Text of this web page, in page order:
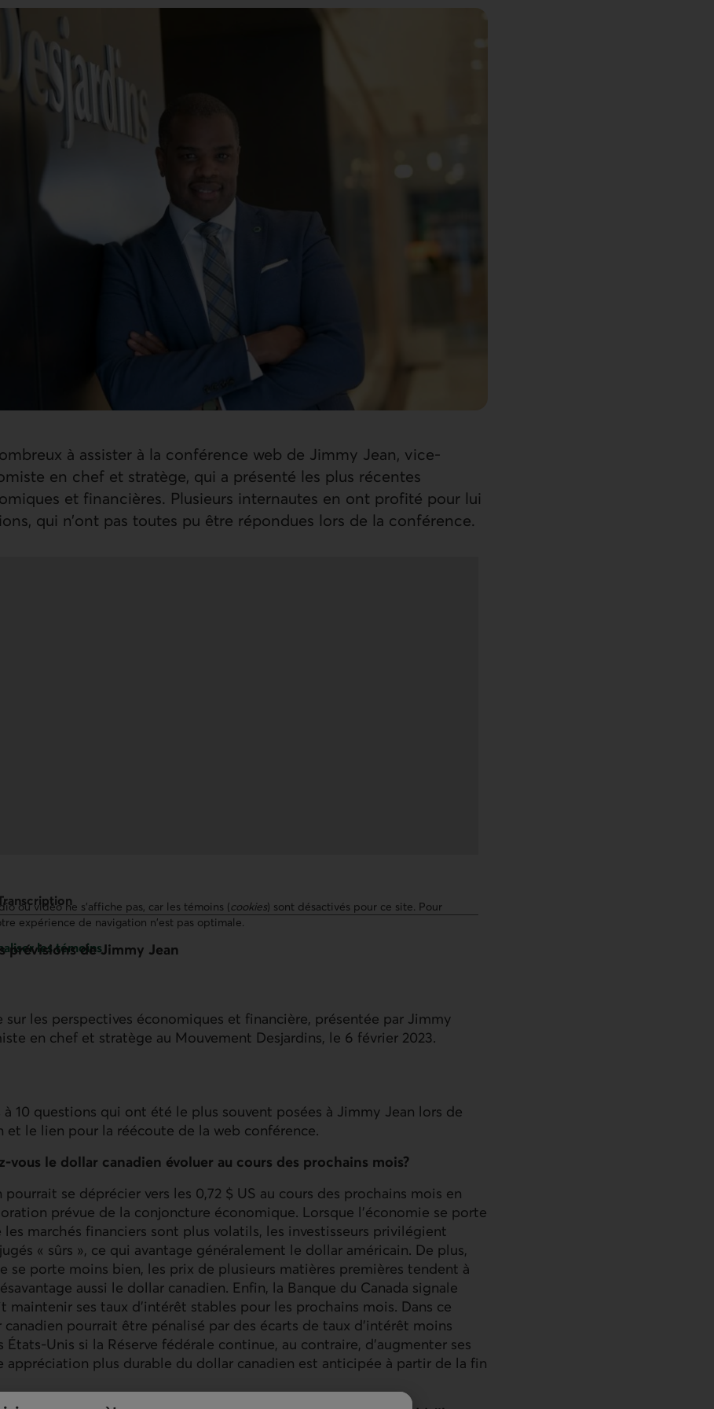
à assister à la conférence web de Jimmy Jean, vice-
en chef et stratège, qui a présenté les plus récentes
et financières. Plusieurs internautes en ont profité pour lui
qui n’ont pas toutes pu être répondues lors de la conférence.
ou vidéo ne s’affiche pas, car les témoins (cookies) sont désactivés pour ce site. Pour
expérience de navigation n'est pas optimale.
les témoins
prévisions de Jimmy Jean
sur les perspectives économiques et financière, présentée par Jimmy
en chef et stratège au Mouvement Desjardins, le 6 février 2023.
à 10 questions qui ont été le plus souvent posées à Jimmy Jean lors de
et le lien pour la réécoute de la web conférence.
vous le dollar canadien évoluer au cours des prochains mois?
pourrait se déprécier vers les 0,72 $ US au cours des prochains mois en
prévue de la conjoncture économique. Lorsque l’économie se porte
marchés financiers sont plus volatils, les investisseurs privilégient
« sûrs », ce qui avantage généralement le dollar américain. De plus,
se porte moins bien, les prix de plusieurs matières premières tendent à
aussi le dollar canadien. Enfin, la Banque du Canada signale
maintenir ses taux d’intérêt stables pour les prochains mois. Dans ce
pourrait être pénalisé par des écarts de taux d’intérêt moins
États-Unis si la Réserve fédérale continue, au contraire, d’augmenter ses
appréciation plus durable du dollar canadien est anticipée à partir de la fin